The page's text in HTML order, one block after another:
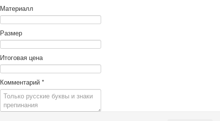
Материалл
Размер
Итоговая цена
Комментарий *